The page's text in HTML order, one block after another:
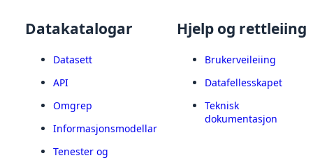
Datakatalogar
Datasett
API
Omgrep
Informasjonsmodellar
Tenester og
Hjelp og rettleiing
Brukerveileiing
Datafellesskapet
Teknisk
dokumentasjon